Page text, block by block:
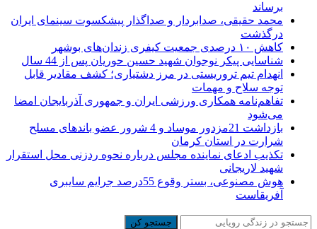
برساند
محمد حقیقی، صدابردار و صداگذار پیشکسوت سینمای ایران
درگذشت
کاهش ۱۰ درصدی جمعیت کیفری زندان‌های بوشهر
شناسایی پیکر نوجوان شهید حسین حوریان پس از 44 سال
انهدام تیم تروریستی در مرز دشتیاری؛ کشف مقادیر قابل
توجه سلاح و مهمات
تفاهم‌نامه همکاری ورزشی ایران و جمهوری آذربایجان امضا
می‌شود
بازداشت 21مزدور موساد و 4 شرور عضو باندهای مسلح
شرارت در استان کرمان
تکذیب ادعای نماینده مجلس درباره نحوه ردزنی محل استقرار
شهید لاریجانی
هوش مصنوعی، بستر وقوع 55درصد جرایم سایبری
آفریقاست
جستجو کن